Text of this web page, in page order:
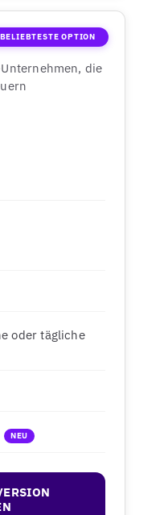
BELIEBTESTE OPTION
die
oder tägliche
NEU